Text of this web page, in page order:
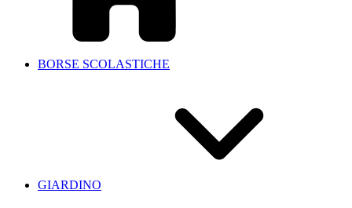
BORSE SCOLASTICHE
GIARDINO